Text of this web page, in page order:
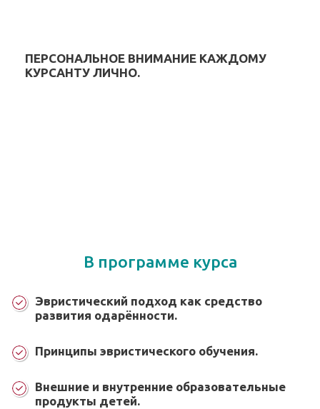
ПЕРСОНАЛЬНОЕ ВНИМАНИЕ КАЖДОМУ
КУРСАНТУ ЛИЧНО.
В программе курса
Эвристический подход как средство
развития одарённости.
Принципы эвристического обучения.
Внешние и внутренние образовательные
продукты детей.